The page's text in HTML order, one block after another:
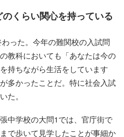
くらい関心を持っている
った。今年の難関校の入試問
教科においても「あなたは今の
持ちながら生活をしています
多かったことだ。特に社会入試
た。
中学校の大問1では、官庁街で
まで歩いて見学したことが事細か